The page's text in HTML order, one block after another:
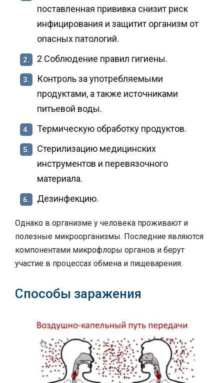
поставленная прививка снизит риск
инфицирования и защитит организм от
опасных патологий.
2. 2 Соблюдение правил гигиены.
3.
Контроль за употребляемыми
продуктами, а также источниками
питьевой воды.
4. Термическую обработку продуктов.
5.
Стерилизацию медицинских
инструментов и перевязочного
материала.
6. Дезинфекцию.
Однако в организме у человека проживают и
полезные микроорганизмы. Последние являются
компонентами микрофлоры органов и берут
участие в процессах обмена и пищеварения.
Способы заражения